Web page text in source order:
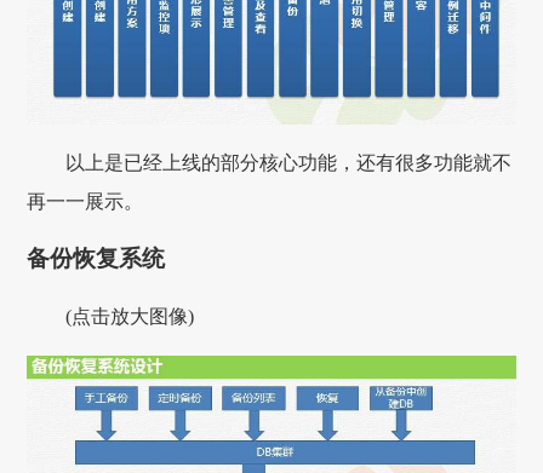
以上是已经上线的部分核心功能，还有很多功能就不
再一一展示。
备份恢复系统
(点击放大图像)